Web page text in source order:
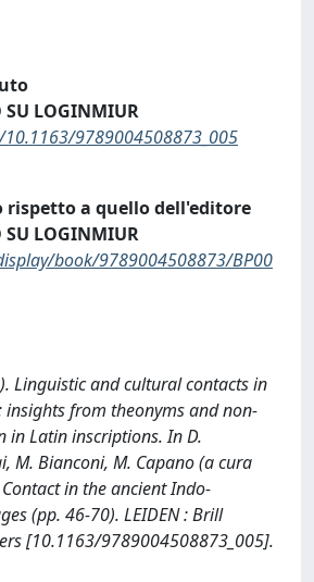
SU LOGINMIUR
9789004508873_005
rispetto a quello dell'editore
SU LOGINMIUR
book/9789004508873/BP00
Linguistic and cultural contacts in
insights from theonyms and non-
in Latin inscriptions. In D.
M. Bianconi, M. Capano (a cura
in the ancient Indo-
(pp. 46-70). LEIDEN : Brill
[10.1163/9789004508873_005].